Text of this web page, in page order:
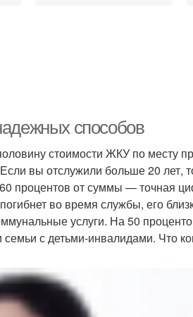
способов
стоимости ЖКУ по месту
вы отслужили больше 20 лет,
процентов от суммы — точная
во время службы, его
услуги. На 50
с детьми-инвалидами. Что